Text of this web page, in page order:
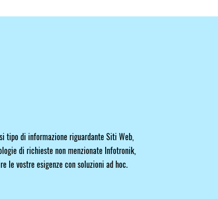
tipo di informazione riguardante Siti Web,
di richieste non menzionate Infotronik,
le vostre esigenze con soluzioni ad hoc.